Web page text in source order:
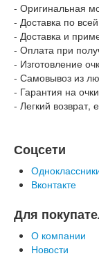
- Оригинальная
- Доставка по
- Доставка и
- Оплата при
- Изготовление
- Самовывоз из
- Гарантия на
- Легкий возврат,
Соцсети
Вконтакте
Для
О компании
Новости